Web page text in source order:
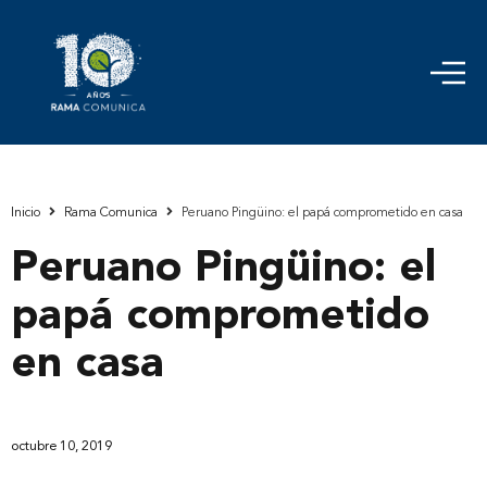
Inicio Rama Comunica Peruano Pingüino: el papá comprometido en casa
Peruano Pingüino: el
papá comprometido
en casa
octubre 10, 2019